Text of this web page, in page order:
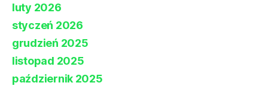
luty 2026
styczeń 2026
grudzień 2025
listopad 2025
październik 2025